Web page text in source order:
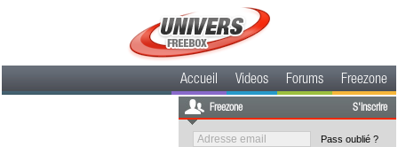
Accueil Videos Forums Freezone
Freezone S'inscrire
Pass oublié ?